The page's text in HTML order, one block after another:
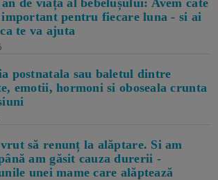
pentru fiecare luna - si ai
te va ajuta
postnatala sau baletul dintre
emotii, hormoni si oboseala crunta
să renunț la alăptare. Si am
am găsit cauza durerii -
unei mame care alăptează